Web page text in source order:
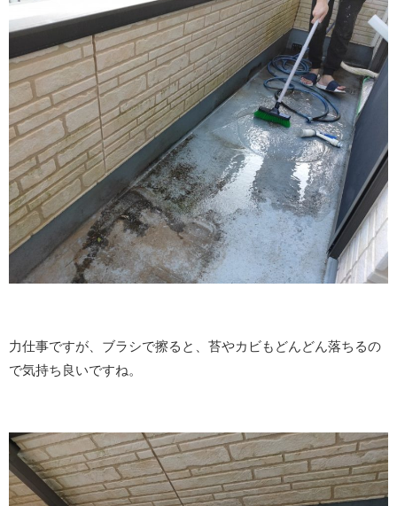
力仕事ですが、ブラシで擦ると、苔やカビもどんどん落ちるの
で気持ち良いですね。